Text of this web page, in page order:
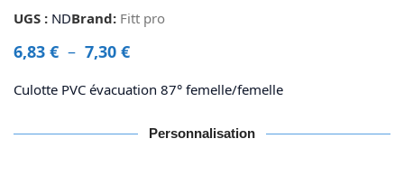
UGS : NDBrand: Fitt pro
6,83 € – 7,30 €
Culotte PVC évacuation 87° femelle/femelle
Personnalisation